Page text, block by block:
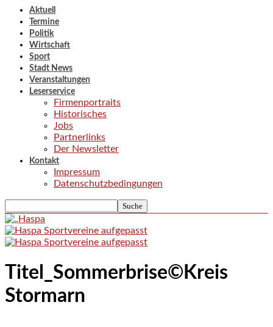
Aktuell
Termine
Politik
Wirtschaft
Sport
Stadt News
Veranstaltungen
Leserservice
Firmenportraits
Historisches
Jobs
Partnerlinks
Der Newsletter
Kontakt
Impressum
Datenschutzbedingungen
Titel_Sommerbrise©Kreis
Stormarn